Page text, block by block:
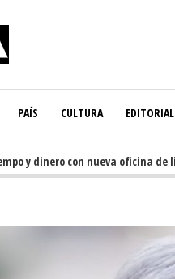
PAÍS CULTURA
dinero con nueva oficina de